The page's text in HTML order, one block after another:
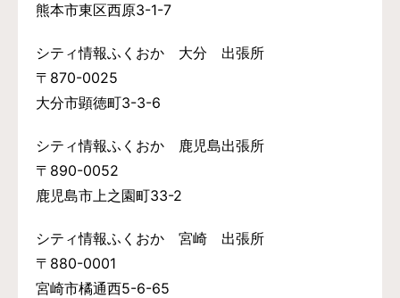
熊本市東区西原3-1-7
シティ情報ふくおか 大分 出張所
〒870-0025
大分市顕徳町3-3-6
シティ情報ふくおか 鹿児島出張所
〒890-0052
鹿児島市上之園町33-2
シティ情報ふくおか 宮崎 出張所
〒880-0001
宮崎市橘通西5-6-65